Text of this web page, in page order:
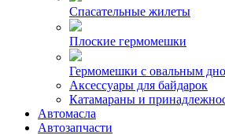
Спасательные жилеты
Плоские гермомешки
Гермомешки с овальным
Аксессуары для байдарок
Катамараны и
Автомасла
Автозапчасти